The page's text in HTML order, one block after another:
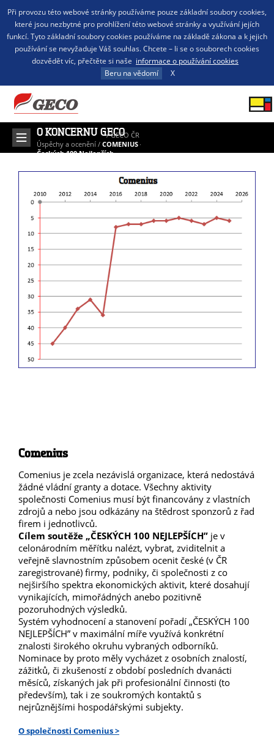
Při provozu této webové stránky používáme pouze základní soubory cookies,
které jsou nezbytné pro prohlížení této webové stránky a využívání jejích
funkcí. Tyto základní soubory cookies používáme na základě zákona a k jejich
používání se nevyžaduje Váš souhlas. Chcete – li se o souborech cookies
dozvědět víc, přečtěte si naše informace o používání cookies
Beru na vědomí
X
O KONCERNU GECO
/GECO ČR
Úspěchy a ocenění / COMENIUS –
Českých 100 Nejlepších
Comenius
Comenius je zcela nezávislá organizace, která nedostává
žádné vládní granty a dotace. Všechny aktivity
společnosti Comenius musí být financovány z vlastních
zdrojů a nebo jsou odkázány na štědrost sponzorů z řad
firem i jednotlivců.
Cílem soutěže „ČESKÝCH 100 NEJLEPŠÍCH” je v
celonárodním měřítku nalézt, vybrat, zviditelnit a
veřejně slavnostním způsobem ocenit české (v ČR
zaregistrované) firmy, podniky, či společnosti z co
nejširšího spektra ekonomických aktivit, které dosahují
vynikajících, mimořádných anebo pozitivně
pozoruhodných výsledků.
Systém vyhodnocení a stanovení pořadí „ČESKÝCH 100
NEJLEPŠÍCH” v maximální míře využívá konkrétní
znalosti širokého okruhu vybraných odborníků.
Nominace by proto měly vycházet z osobních znalostí,
zážitků, či zkušeností z období posledních dvanácti
měsíců, získaných jak při profesionální činnosti (to
především), tak i ze soukromých kontaktů s
nejrůznějšími hospodářskými subjekty.
O společnosti Comenius >